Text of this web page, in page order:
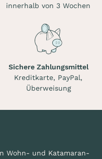
innerhalb von 3 Wochen
Sichere Zahlungsmittel
Kreditkarte, PayPal,
Überweisung
Wohn- und Katamaran-